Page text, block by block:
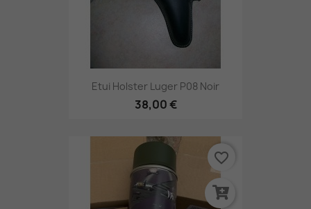
Etui Holster Luger P08 Noir
38,00 €
favorite_border